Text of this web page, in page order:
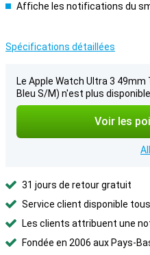
Affiche les notifications du
Spécifications détaillées
Le Apple Watch Ultra 3
Bleu S/M) n'est plus disponible.
Voir les
31 jours de retour gratuit
Service client disponible
Les clients attribuent une
Fondée en 2006 aux Pays-